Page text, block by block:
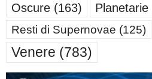
Oscure (163) Planetarie
Resti di Supernovae (125)
Venere (783)